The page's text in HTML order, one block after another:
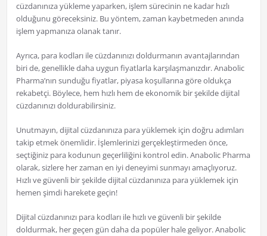
cüzdanınıza yükleme yaparken, işlem sürecinin ne kadar hızlı
olduğunu göreceksiniz. Bu yöntem, zaman kaybetmeden anında
işlem yapmanıza olanak tanır.
Ayrıca, para kodları ile cüzdanınızı doldurmanın avantajlarından
biri de, genellikle daha uygun fiyatlarla karşılaşmanızdır. Anabolic
Pharma’nın sunduğu fiyatlar, piyasa koşullarına göre oldukça
rekabetçi. Böylece, hem hızlı hem de ekonomik bir şekilde dijital
cüzdanınızı doldurabilirsiniz.
Unutmayın, dijital cüzdanınıza para yüklemek için doğru adımları
takip etmek önemlidir. İşlemlerinizi gerçekleştirmeden önce,
seçtiğiniz para kodunun geçerliliğini kontrol edin. Anabolic Pharma
olarak, sizlere her zaman en iyi deneyimi sunmayı amaçlıyoruz.
Hızlı ve güvenli bir şekilde dijital cüzdanınıza para yüklemek için
hemen şimdi harekete geçin!
Dijital cüzdanınızı para kodları ile hızlı ve güvenli bir şekilde
doldurmak, her geçen gün daha da popüler hale geliyor. Anabolic